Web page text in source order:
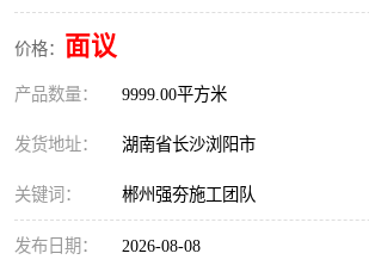
价格： 面议
产品数量： 9999.00平方米
发货地址： 湖南省长沙浏阳市
关键词： 郴州强夯施工团队
发布日期： 2026-08-08